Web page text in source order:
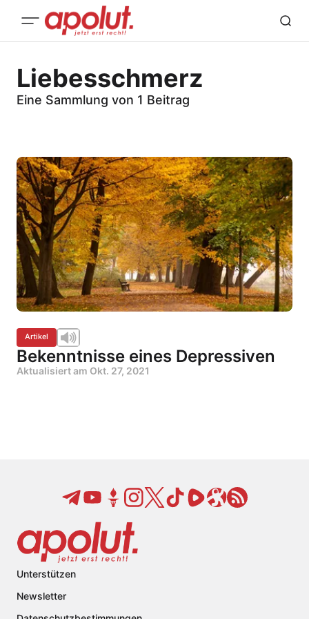
Liebesschmerz
Eine Sammlung von 1 Beitrag
Artikel
Bekenntnisse eines Depressiven
Aktualisiert am Okt. 27, 2021
Unterstützen
Newsletter